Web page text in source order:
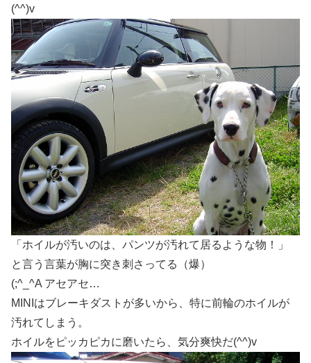
(^^)v
「ホイルが汚いのは、パンツが汚れて居るような物！」
と言う言葉が胸に突き刺さってる（爆）
(;^_^A アセアセ…
MINIはブレーキダストが多いから、特に前輪のホイルが
汚れてしまう。
ホイルをピッカピカに磨いたら、気分爽快だ(^^)v